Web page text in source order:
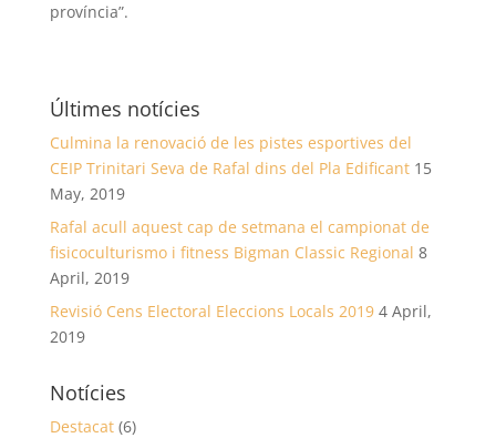
província”.
Últimes notícies
Culmina la renovació de les pistes esportives del
CEIP Trinitari Seva de Rafal dins del Pla Edificant 15
May, 2019
Rafal acull aquest cap de setmana el campionat de
fisicoculturismo i fitness Bigman Classic Regional 8
April, 2019
Revisió Cens Electoral Eleccions Locals 2019 4 April,
2019
Notícies
Destacat(6)